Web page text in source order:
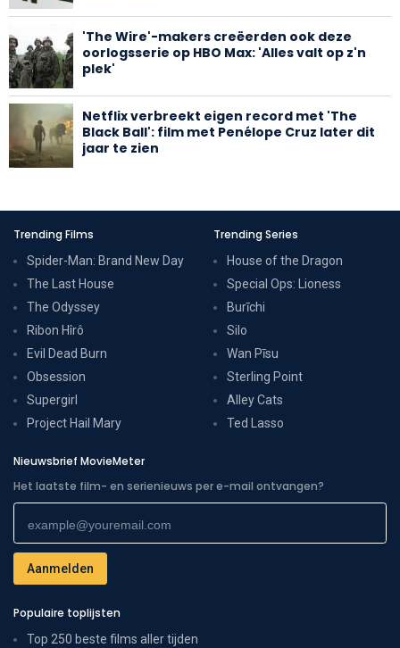
'The Wire'-makers creëerden ook deze
oorlogsserie op HBO Max: 'Alles valt op z'n
plek'
Netflix verbreekt eigen record met 'The
Black Ball': film met Penélope Cruz later dit
jaar te zien
Trending Films
Spider-Man: Brand New Day
The Last House
The Odyssey
Ribon Hîrô
Evil Dead Burn
Obsession
Supergirl
Project Hail Mary
Trending Series
House of the Dragon
Special Ops: Lioness
Burīchi
Silo
Wan Pīsu
Sterling Point
Alley Cats
Ted Lasso
Nieuwsbrief MovieMeter
Het laatste film- en serienieuws per e-mail ontvangen?
Populaire toplijsten
Top 250 beste films aller tijden